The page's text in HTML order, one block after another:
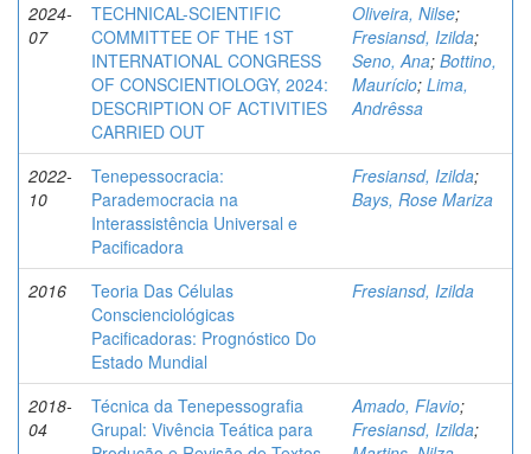
2024-
07
TECHNICAL-SCIENTIFIC
COMMITTEE OF THE 1ST
INTERNATIONAL CONGRESS
OF CONSCIENTIOLOGY, 2024:
DESCRIPTION OF ACTIVITIES
CARRIED OUT
Oliveira, Nilse;
Fresiansd, Izilda;
Seno, Ana; Bottino,
Maurício; Lima,
Andrêssa
2022-
10
Tenepessocracia:
Parademocracia na
Interassistência Universal e
Pacificadora
Fresiansd, Izilda;
Bays, Rose Mariza
2016
Teoria Das Células
Conscienciológicas
Pacificadoras: Prognóstico Do
Estado Mundial
Fresiansd, Izilda
2018-
04
Técnica da Tenepessografia
Grupal: Vivência Teática para
Amado, Flavio;
Fresiansd, Izilda;